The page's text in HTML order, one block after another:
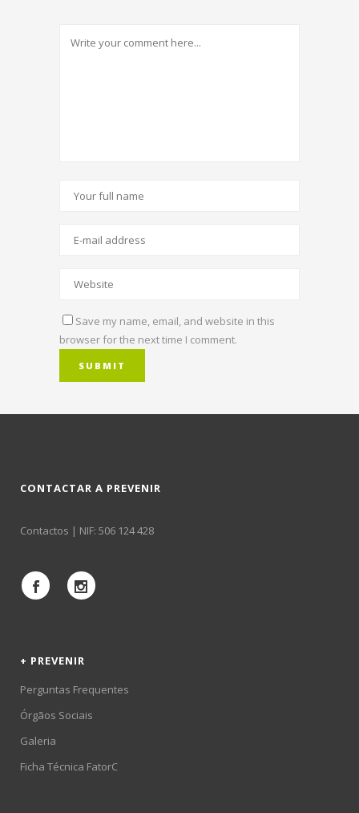
Save my name, email, and website in this
browser for the next time I comment.
CONTACTAR A PREVENIR
Contactos | NIF: 506 124 428
+ PREVENIR
Perguntas Frequentes
Órgãos Sociais
Galeria
Ficha Técnica FatorC